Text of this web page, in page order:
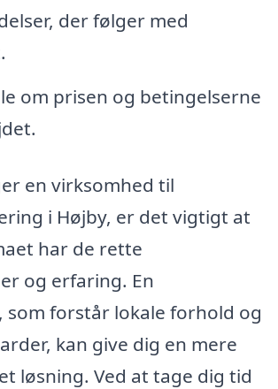
der følger med
om prisen og betingelserne
en virksomhed til
i Højby, er det vigtigt at
har de rette
og erfaring. En
som forstår lokale forhold og
kan give dig en mere
løsning. Ved at tage dig tid